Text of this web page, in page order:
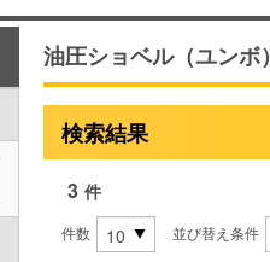
油圧ショベル（ユンボ）
検索結果
3 件
件数 並び替え条件